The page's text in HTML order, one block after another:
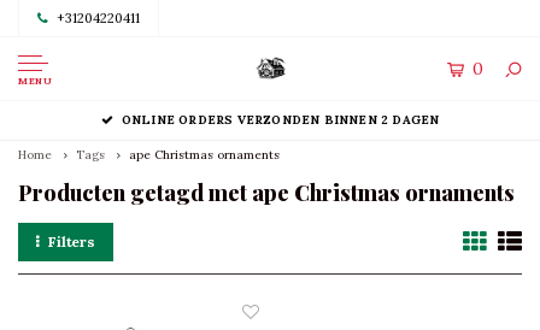
+31204220411
MENU
0
ONLINE ORDERS VERZONDEN BINNEN 2 DAGEN
Home Tags ape Christmas ornaments
Producten getagd met ape Christmas ornaments
Filters